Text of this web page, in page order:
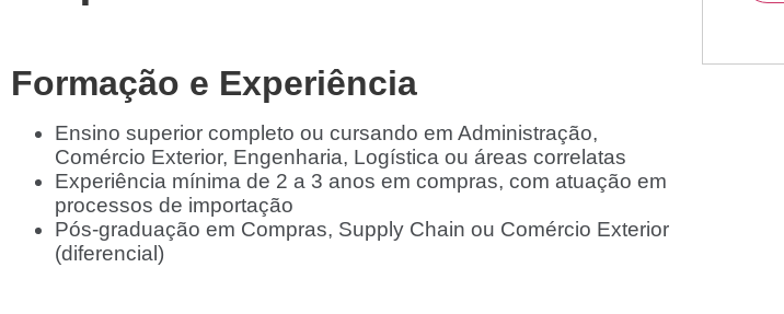
Formação e Experiência
Ensino superior completo ou cursando em Administração,
Comércio Exterior, Engenharia, Logística ou áreas correlatas
Experiência mínima de 2 a 3 anos em compras, com atuação em
processos de importação
Pós-graduação em Compras, Supply Chain ou Comércio Exterior
(diferencial)